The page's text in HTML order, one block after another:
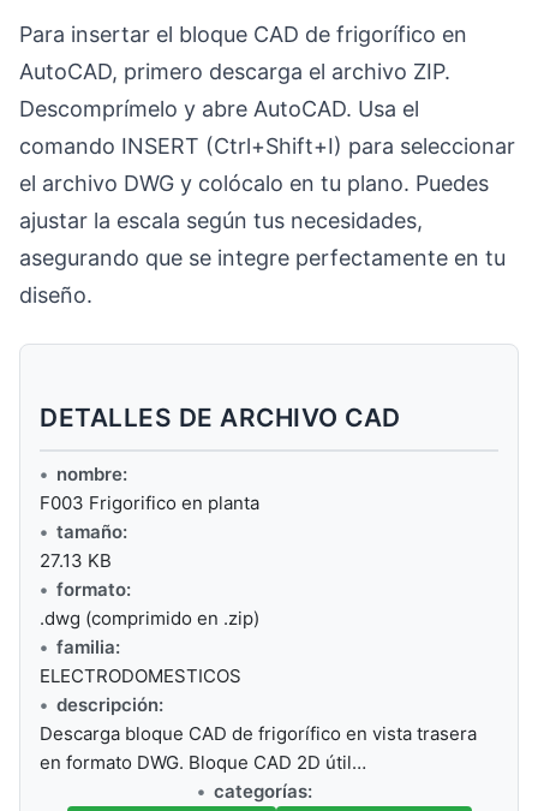
Para insertar el bloque CAD de frigorífico en
AutoCAD, primero descarga el archivo ZIP.
Descomprímelo y abre AutoCAD. Usa el
comando INSERT (Ctrl+Shift+I) para seleccionar
el archivo DWG y colócalo en tu plano. Puedes
ajustar la escala según tus necesidades,
asegurando que se integre perfectamente en tu
diseño.
DETALLES DE ARCHIVO CAD
nombre:
F003 Frigorifico en planta
tamaño:
27.13 KB
formato:
.dwg (comprimido en .zip)
familia:
ELECTRODOMESTICOS
descripción:
Descarga bloque CAD de frigorífico en vista trasera
en formato DWG. Bloque CAD 2D útil…
categorías: